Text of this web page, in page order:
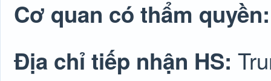
Cơ quan có thẩm
Địa chỉ tiếp nhận HS: